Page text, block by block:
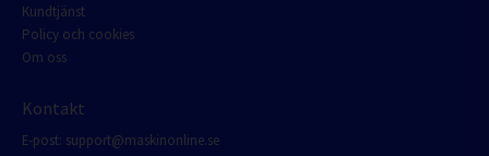
Kundtjänst
Policy och cookies
Om oss
Kontakt
E-post: support@maskinonline.se